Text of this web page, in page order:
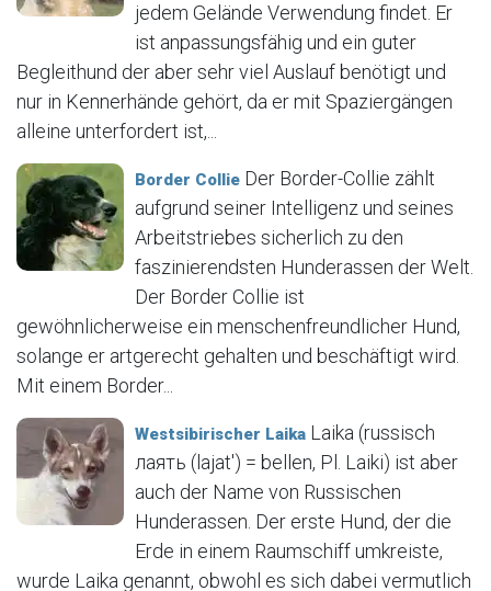
jedem Gelände Verwendung findet. Er
ist anpassungsfähig und ein guter
Begleithund der aber sehr viel Auslauf benötigt und
nur in Kennerhände gehört, da er mit Spaziergängen
alleine unterfordert ist,...
Border Collie Der Border-Collie zählt
aufgrund seiner Intelligenz und seines
Arbeitstriebes sicherlich zu den
faszinierendsten Hunderassen der Welt.
Der Border Collie ist
gewöhnlicherweise ein menschenfreundlicher Hund,
solange er artgerecht gehalten und beschäftigt wird.
Mit einem Border...
Westsibirischer Laika Laika (russisch
лаять (lajat′) = bellen, Pl. Laiki) ist aber
auch der Name von Russischen
Hunderassen. Der erste Hund, der die
Erde in einem Raumschiff umkreiste,
wurde Laika genannt, obwohl es sich dabei vermutlich